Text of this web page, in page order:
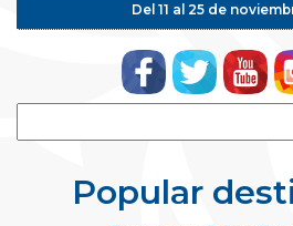
Del 11 al 25 de
Popular